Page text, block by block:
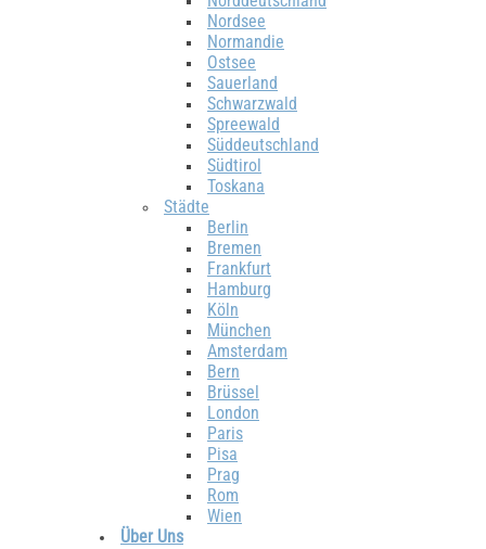
Nordsee
Normandie
Ostsee
Sauerland
Schwarzwald
Spreewald
Süddeutschland
Südtirol
Toskana
Städte
Berlin
Bremen
Frankfurt
Hamburg
Köln
München
Amsterdam
Bern
Brüssel
London
Paris
Pisa
Prag
Rom
Wien
Über Uns